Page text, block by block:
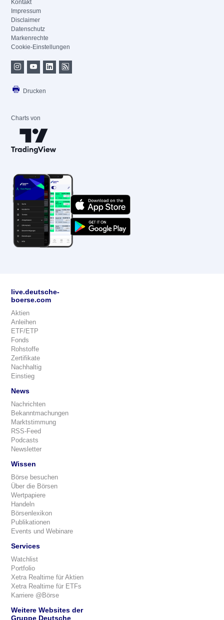
Kontakt
Impressum
Disclaimer
Datenschutz
Markenrechte
Cookie-Einstellungen
Drucken
Charts von
live.deutsche-
boerse.com
Aktien
Anleihen
ETF/ETP
Fonds
Rohstoffe
Zertifikate
Nachhaltig
Einstieg
News
Nachrichten
Bekanntmachungen
Marktstimmung
RSS-Feed
Podcasts
Newsletter
Wissen
Börse besuchen
Über die Börsen
Wertpapiere
Handeln
Börsenlexikon
Publikationen
Events und Webinare
Services
Watchlist
Portfolio
Xetra Realtime für Aktien
Xetra Realtime für ETFs
Karriere @Börse
Weitere Websites der
Gruppe Deutsche